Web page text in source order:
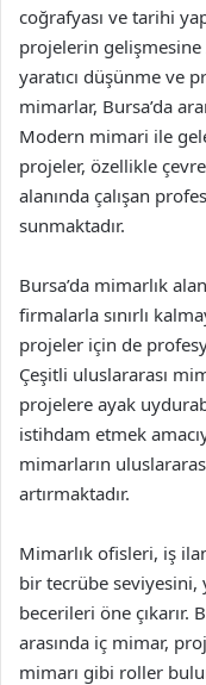
coğrafyası ve tarihi
projelerin gelişmesine
yaratıcı düşünme ve
mimarlar, Bursa’da
Modern mimari ile
projeler, özellikle
alanında çalışan
sunmaktadır.
Bursa’da mimarlık
firmalarla sınırlı
projeler için de
Çeşitli uluslararası
projelere ayak
istihdam etmek
mimarların
artırmaktadır.
Mimarlık ofisleri, iş
bir tecrübe seviyesini,
becerileri öne çıkarır.
arasında iç mimar,
mimarı gibi roller